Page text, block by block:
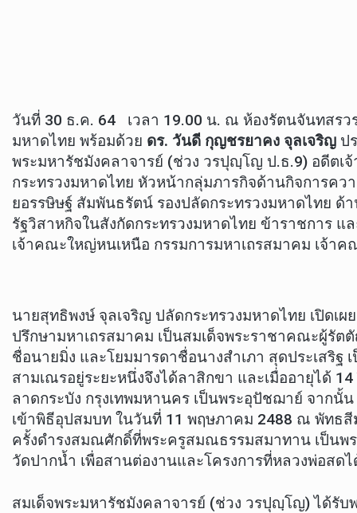
วันที่ 30 ธ.ค. 64 เวลา 19.00 น. ณ ห้องรัตนจันทสรว
มหาดไทย พร้อมด้วย ดร. วันดี กุญชรยาคง จุลเจริญ ป
พระมหารัชมังคลาจารย์ (ช่วง วรปุญฺโญ ป.ธ.9) อดีตเ
กระทรวงมหาดไทย หัวหน้ากลุ่มภารกิจด้านกิจการค
ยอรรษิษฐ์ สัมพันธรัตน์ รองปลัดกระทรวงมหาดไทย
รัฐวิสาหกิจในสังกัดกระทรวงมหาดไทย ข้าราชการ
เจ้าคณะใหญ่หนเหนือ กรรมการมหาเถรสมาคม เจ้า
นายสุทธิพงษ์ จุลเจริญ ปลัดกระทรวงมหาดไทย เปิดเ
ปรึกษามหาเถรสมาคม เป็นสมเด็จพระราชาคณะผู้รั
ชื่อนายมิ่ง และโยมมารดาชื่อนางสำเภา สุดประเสริ
สามเณรอยู่ระยะหนึ่งจึงได้ลาสิกขา และเมื่ออายุได้
ลาดกระบัง กรุงเทพมหานคร เป็นพระอุปัชฌาย์ จาก
เข้าพิธีอุปสมบท ในวันที่ 11 พฤษภาคม 2488 ณ พัทธสี
ครั้งดำรงสมณศักดิ์ที่พระครูสมณธรรมสมาทาน เป็นพ
วัดปากน้ำ เพื่อสานต่องานและโครงการที่หลวงพ่อสดไ
สมเด็จพระมหารัชมังคลาจารย์ (ช่วง วรปุญฺโญ) ได้